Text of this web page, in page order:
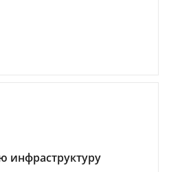
инфраструктуру